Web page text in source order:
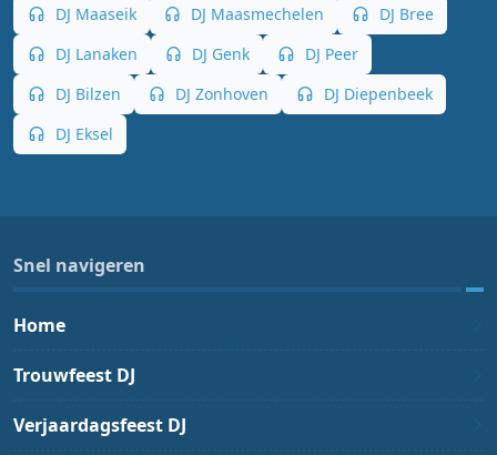
DJ Maaseik DJ Maasmechelen
DJ Bree
DJ Lanaken
DJ Genk
DJ Peer
DJ Bilzen
DJ Zonhoven
DJ Diepenbeek
DJ Eksel
Snel navigeren
Home
Trouwfeest DJ
Verjaardagsfeest DJ